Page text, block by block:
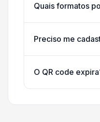
Quais formatos
Preciso me
O QR code